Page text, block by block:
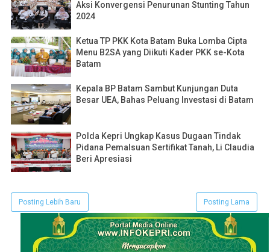
Aksi Konvergensi Penurunan Stunting Tahun
2024
Ketua TP PKK Kota Batam Buka Lomba Cipta
Menu B2SA yang Diikuti Kader PKK se-Kota
Batam
Kepala BP Batam Sambut Kunjungan Duta
Besar UEA, Bahas Peluang Investasi di Batam
Polda Kepri Ungkap Kasus Dugaan Tindak
Pidana Pemalsuan Sertifikat Tanah, Li Claudia
Beri Apresiasi
Posting Lebih Baru Posting Lama